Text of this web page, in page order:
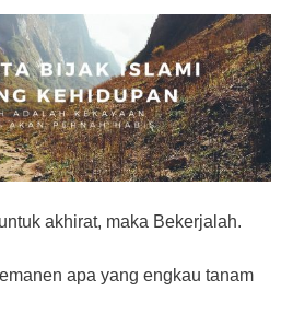
akhirat, maka Bekerjalah.
apa yang engkau tanam